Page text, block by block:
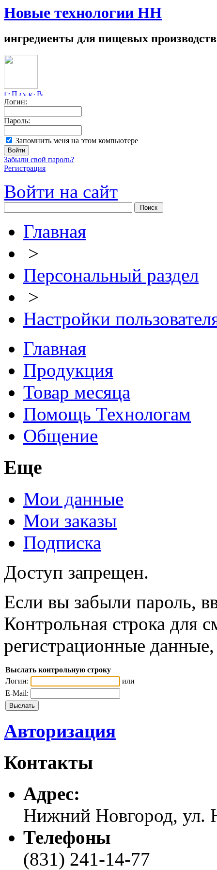
Новые технологии НН
ингредиенты для пищевых производств
Логин:
Пароль:
Запомнить меня на этом компьютере
Забыли свой пароль?
Регистрация
Войти на сайт
Главная
>
Персональный раздел
>
Настройки
Главная
Продукция
Товар месяца
Помощь Технологам
Общение
Еще
Мои данные
Мои заказы
Подписка
Доступ запрещен.
Если вы забыли пароль,
Контрольная строка для
регистрационные
Выслать контрольную строку
Логин:
или
E-Mail:
Авторизация
Контакты
Адреc:
Нижний Новгород, ул.
Телефоны
(831) 241-14-77